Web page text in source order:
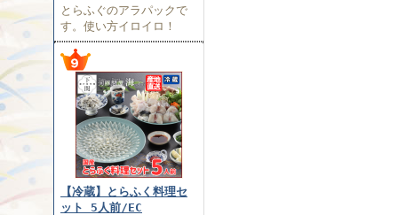
とらふぐのアラパックで
す。使い方イロイロ！
【冷蔵】とらふく料理セ
ット 5人前/EC